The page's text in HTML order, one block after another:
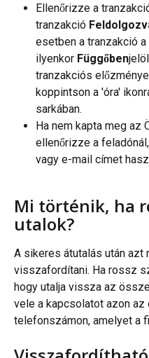
Ellenőrizze a
tranzakció
esetben a tranzakció
ilyenkor Függőben
tranzakciós
koppintson a 'óra'
sarkában.
Ha nem kapta meg az
ellenőrizze a
vagy e-mail címet
Mi történik, ha
utalok?
A sikeres átutalás után azt
visszafordítani. Ha rossz
hogy utalja vissza az
vele a kapcsolatot azon az
telefonszámon, amelyet a